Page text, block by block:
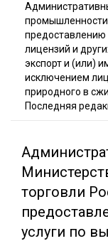
промышленности
предоставлению
лицензий и
экспорт и (или)
исключением
природного в
Последняя
торговли
услуги по